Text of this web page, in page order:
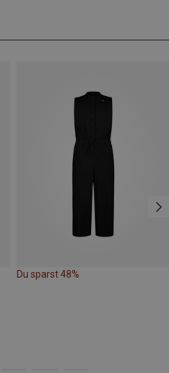
Du sparst 48%